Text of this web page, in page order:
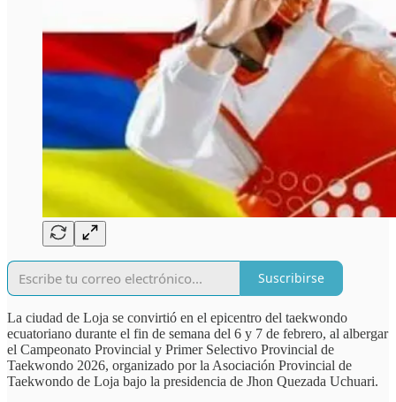
Suscribirse
La ciudad de Loja se convirtió en el epicentro del taekwondo
ecuatoriano durante el fin de semana del 6 y 7 de febrero, al albergar
el Campeonato Provincial y Primer Selectivo Provincial de
Taekwondo 2026, organizado por la Asociación Provincial de
Taekwondo de Loja bajo la presidencia de Jhon Quezada Uchuari.